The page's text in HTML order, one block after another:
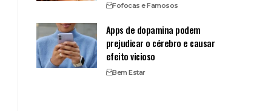
Fofocas e Famosos
Apps de dopamina podem
prejudicar o cérebro e causar
efeito vicioso
Bem Estar